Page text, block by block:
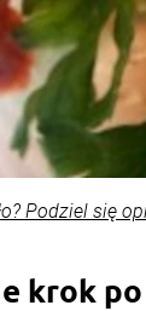
Podziel się
krok